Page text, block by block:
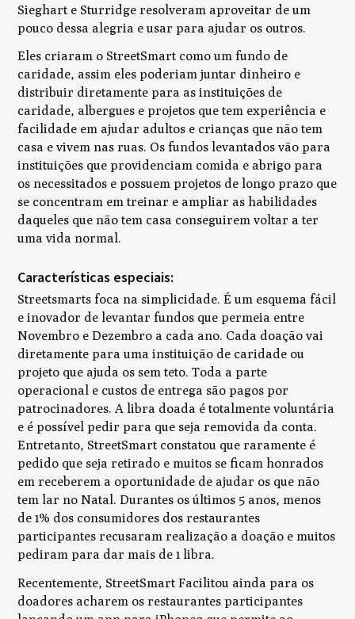
Sieghart e Sturridge resolveram aproveitar de um
pouco dessa alegria e usar para ajudar os outros.
Eles criaram o StreetSmart como um fundo de
caridade, assim eles poderiam juntar dinheiro e
distribuir diretamente para as instituições de
caridade, albergues e projetos que tem experiência e
facilidade em ajudar adultos e crianças que não tem
casa e vivem nas ruas. Os fundos levantados vão para
instituições que providenciam comida e abrigo para
os necessitados e possuem projetos de longo prazo que
se concentram em treinar e ampliar as habilidades
daqueles que não tem casa conseguirem voltar a ter
uma vida normal.
Características especiais:
Streetsmarts foca na simplicidade. É um esquema fácil
e inovador de levantar fundos que permeia entre
Novembro e Dezembro a cada ano. Cada doação vai
diretamente para uma instituição de caridade ou
projeto que ajuda os sem teto. Toda a parte
operacional e custos de entrega são pagos por
patrocinadores. A libra doada é totalmente voluntária
e é possível pedir para que seja removida da conta.
Entretanto, StreetSmart constatou que raramente é
pedido que seja retirado e muitos se ficam honrados
em receberem a oportunidade de ajudar os que não
tem lar no Natal. Durantes os últimos 5 anos, menos
de 1% dos consumidores dos restaurantes
participantes recusaram realização a doação e muitos
pediram para dar mais de 1 libra.
Recentemente, StreetSmart Facilitou ainda para os
doadores acharem os restaurantes participantes